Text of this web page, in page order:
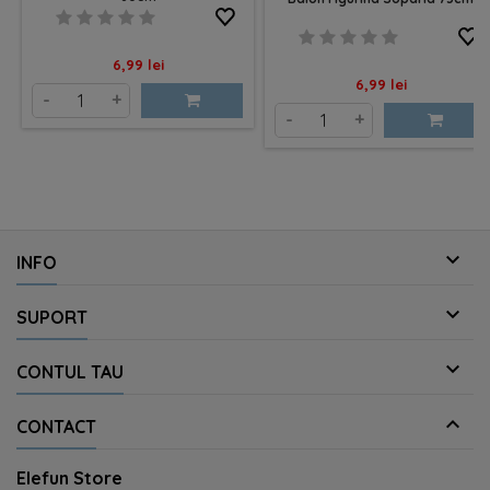
Pret
6,99 lei
- +
Pret
6,99 lei
- +
INFO 
SUPORT 
CONTUL TAU 
CONTACT 
Elefun Store